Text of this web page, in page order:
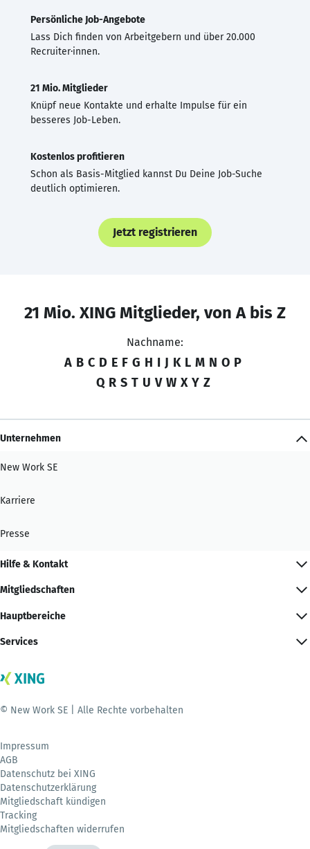
Persönliche Job-Angebote
Lass Dich finden von Arbeitgebern und über 20.000
Recruiter·innen.
21 Mio. Mitglieder
Knüpf neue Kontakte und erhalte Impulse für ein
besseres Job-Leben.
Kostenlos profitieren
Schon als Basis-Mitglied kannst Du Deine Job-Suche
deutlich optimieren.
Jetzt registrieren
21 Mio. XING Mitglieder, von A bis Z
Nachname:
A B C D E F G H I J K L M N O P
Q R S T U V W X Y Z
Unternehmen
New Work SE
Karriere
Presse
Hilfe & Kontakt
Mitgliedschaften
Hauptbereiche
Services
© New Work SE | Alle Rechte vorbehalten
Impressum
AGB
Datenschutz bei XING
Datenschutzerklärung
Mitgliedschaft kündigen
Tracking
Mitgliedschaften widerrufen